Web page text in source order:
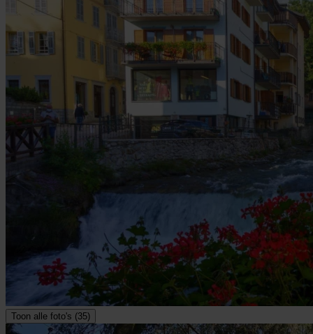
Toon alle foto's (35)